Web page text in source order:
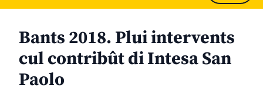
Bants 2018. Plui intervents
cul contribût di Intesa San
Paolo